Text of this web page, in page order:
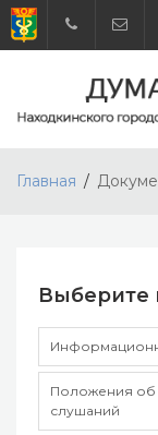
Главная
Выберите
Положения об
слушаний